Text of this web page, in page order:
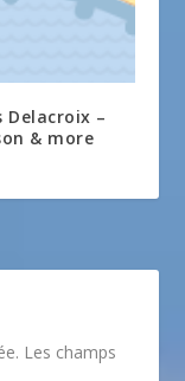
Delacroix –
& more
Les champs